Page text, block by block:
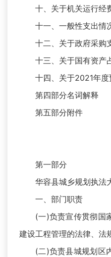
十、关于机关运行经
十一、一般性支出情
十二、关于政府采购
十三、关于国有资产
十四、关于2021年
第四部分名词解释
第五部分附件
第一部分
华容县城乡规划执法
一、部门职责
(一)负责宣传贯彻国
建设工程管理的法律、法
(二)负责县城规划区